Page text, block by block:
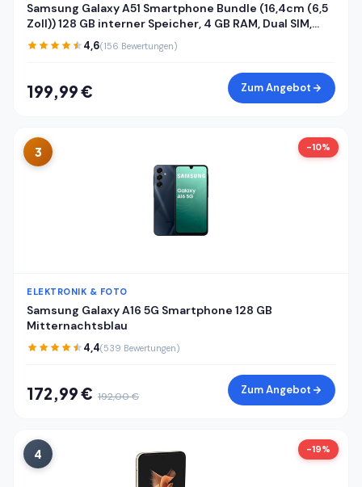
Samsung Galaxy A51 Smartphone Bundle (16,4cm (6,5
Zoll)) 128 GB interner Speicher, 4 GB RAM, Dual SIM,
Android inkl. 24 Monate Herstellergarantie [Exklusiv
bei Amazon] Deutsche Version
4,6(156 Bewertungen)
199,99 € Zum Angebot
3 -10%
ELEKTRONIK & FOTO
Samsung Galaxy A16 5G Smartphone 128 GB
Mitternachtsblau
4,4(539 Bewertungen)
172,99 € 192,00 € Zum Angebot
4 -19%